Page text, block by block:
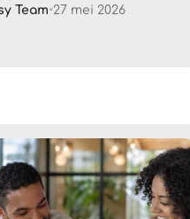
Team•27 mei 2026